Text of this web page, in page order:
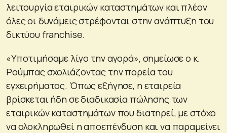
λειτουργία εταιρικών καταστημάτων και πλέον
όλες οι δυνάμεις στρέφονται στην ανάπτυξη του
δικτύου franchise.
«Υποτιμήσαμε λίγο την αγορά», σημείωσε ο κ.
Ρούμπας σχολιάζοντας την πορεία του
εγχειρήματος. Όπως εξήγησε, η εταιρεία
βρίσκεται ήδη σε διαδικασία πώλησης των
εταιρικών καταστημάτων που διατηρεί, με στόχο
να ολοκληρωθεί η αποεπένδυση και να παραμείνει